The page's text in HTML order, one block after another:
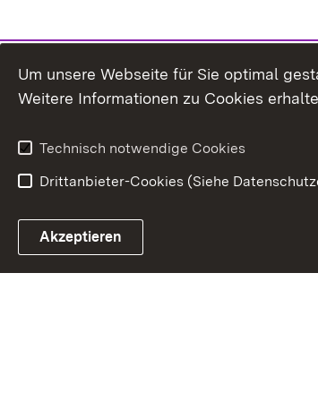
Um unsere Webseite für Sie optimal
Weitere Informationen zu Cookies
Technisch notwendige Cookies
Drittanbieter-Cookies (Siehe
Akzeptieren